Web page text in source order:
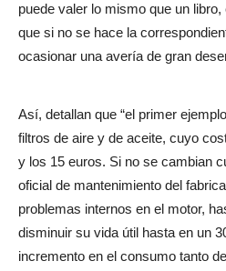
puede valer lo mismo que un
que si no se hace la
ocasionar una avería de gran
Así, detallan que “el primer
filtros de aire y de aceite, cuyo
y los 15 euros. Si no se cambian
oficial de mantenimiento del
problemas internos en el motor,
disminuir su vida útil hasta en un
incremento en el consumo tanto